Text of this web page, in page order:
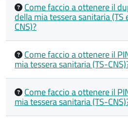
Come faccio a ottenere il
della mia tessera sanitaria (TS
CNS)?
Come faccio a ottenere il
mia tessera sanitaria (TS-
Come faccio a ottenere il
mia tessera sanitaria (TS-